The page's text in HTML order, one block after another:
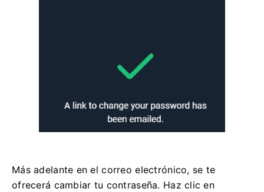
Más adelante en el correo electrónico, se te
ofrecerá cambiar tu contraseña. Haz clic en